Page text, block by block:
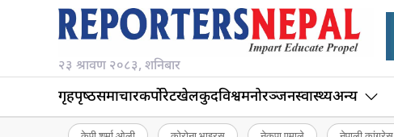
२३ श्रावण २०८३, शनिबार
गृहपृष्‍ठसमाचारकर्पोरेटखेलकुदविश्वमनोरञ्जनस्वास्थ्यअन्य